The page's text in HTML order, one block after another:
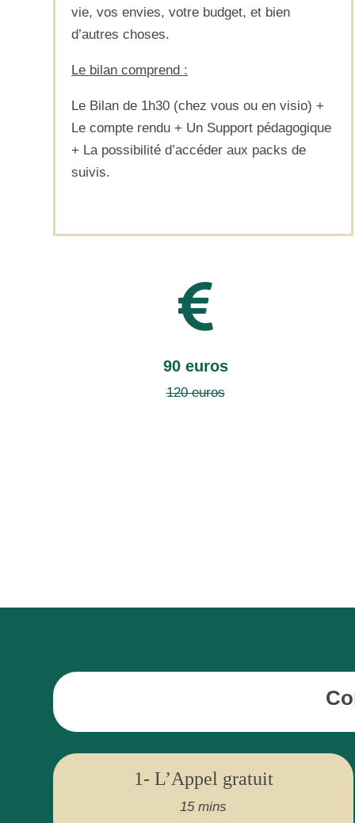
vie, vos envies, votre budget, et bien
d’autres choses.
Le bilan comprend :
Le Bilan de 1h30 (chez vous ou en visio) +
Le compte rendu + Un Support pédagogique
+ La possibilité d’accéder aux packs de
suivis.

90 euros
120 euros
1- L’Appel gratuit
15 mins